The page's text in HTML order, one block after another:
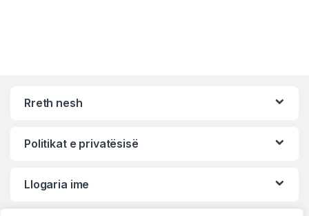
Rreth nesh
Politikat e privatësisë
Llogaria ime